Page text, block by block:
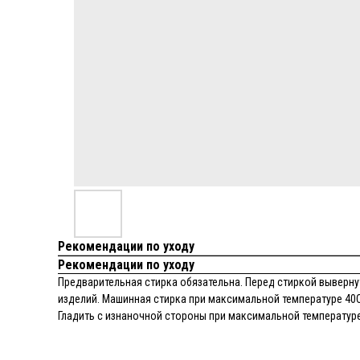
Рекомендации по уходу
Рекомендации по уходу
Предварительная стирка обязательна. Перед стиркой
изделий. Машинная стирка при максимальной температуре
Гладить с изнаночной стороны при максимальной